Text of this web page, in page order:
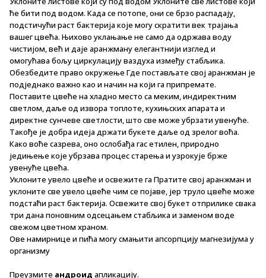
ће бити под водом. Када се потопе, они се брзо распадају,
подстичући раст бактерија које могу скратити век трајања
вашег цвећа. Њихово уклањање не само да одржава воду
чистијом, већ и даје аранжману елегантнији изглед и
омогућава бољу циркулацију ваздуха између стабљика.
Обезбедите право окружење Где постављате свој аранжман је
подједнако важно као и начин на који га припремате.
Поставите цвеће на хладно место са меким, индиректним
светлом, даље од извора топлоте, кухињских апарата и
директне сунчеве светлости, што све може убрзати увенуће.
Такође је добра идеја држати букете даље од зрелог воћа.
Како воће сазрева, оно ослобађа гас етилен, природно
једињење које убрзава процес старења и узрокује брже
увенуће цвећа.
Уклоните увело цвеће и освежите га Пратите свој аранжман и
уклоните све увело цвеће чим се појаве, јер труло цвеће може
подстаћи раст бактерија. Освежите свој букет отприлике свака
три дана поновним одсецањем стабљика и заменом воде
свежом цветном храном.
Ове намирнице и пића могу смањити апсорпцију магнезијума у
организму
Преузмите андроид апликацију.